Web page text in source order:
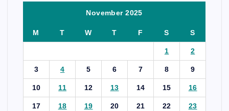
November 2025
M T W T F S S
1 2
3 4 5 6 7 8 9
10 11 12 13 14 15 16
17 18 19 20 21 22 23